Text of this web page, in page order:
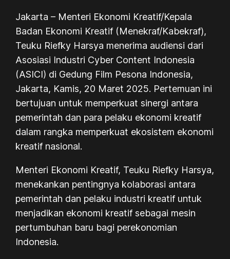
Jakarta – Menteri Ekonomi Kreatif/Kepala
Badan Ekonomi Kreatif (Menekraf/Kabekraf),
Teuku Riefky Harsya menerima audiensi dari
Asosiasi Industri Cyber Content Indonesia
(ASICI) di Gedung Film Pesona Indonesia,
Jakarta, Kamis, 20 Maret 2025. Pertemuan ini
bertujuan untuk memperkuat sinergi antara
pemerintah dan para pelaku ekonomi kreatif
dalam rangka memperkuat ekosistem ekonomi
kreatif nasional.
Menteri Ekonomi Kreatif, Teuku Riefky Harsya,
menekankan pentingnya kolaborasi antara
pemerintah dan pelaku industri kreatif untuk
menjadikan ekonomi kreatif sebagai mesin
pertumbuhan baru bagi perekonomian
Indonesia.